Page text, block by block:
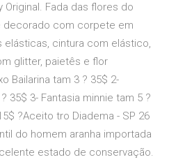
Original. Fada das flores do
decorado com corpete em
elásticas, cintura com elástico,
glitter, paietês e flor
Bailarina tam 3 ? 35$ 2-
35$ 3- Fantasia minnie tam 5 ?
?Aceito tro Diadema - SP 26
do homem aranha importada
estado de conservação.